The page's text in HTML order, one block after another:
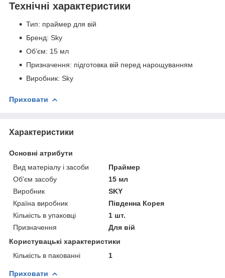
Технічні характеристики
Тип: праймер для вій
Бренд: Sky
Об’єм: 15 мл
Призначення: підготовка вій перед нарощуванням
Виробник: Sky
Приховати
Характеристики
Основні атрибути
Вид матеріалу і засоби
Праймер
Об'єм засобу
15 мл
Виробник
SKY
Країна виробник
Південна Корея
Кількість в упаковці
1 шт.
Призначення
Для вій
Користувацькі характеристики
Кількість в пакованні
1
Приховати